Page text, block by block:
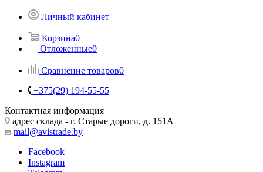
Личный кабинет
Корзина0
Отложенные0
Сравнение товаров0
+375(29) 194-55-55
Контактная информация
адрес склада - г. Старые дороги, д. 151А
mail@avistrade.by
Facebook
Instagram